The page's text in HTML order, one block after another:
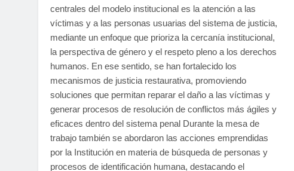
centrales del modelo institucional es la atención a las
víctimas y a las personas usuarias del sistema de justicia,
mediante un enfoque que prioriza la cercanía institucional,
la perspectiva de género y el respeto pleno a los derechos
humanos. En ese sentido, se han fortalecido los
mecanismos de justicia restaurativa, promoviendo
soluciones que permitan reparar el daño a las víctimas y
generar procesos de resolución de conflictos más ágiles y
eficaces dentro del sistema penal Durante la mesa de
trabajo también se abordaron las acciones emprendidas
por la Institución en materia de búsqueda de personas y
procesos de identificación humana, destacando el